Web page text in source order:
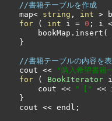
//書籍テーブルを作成
    map
< string , int >
for
( int i = 0 ; i <
        bookMap
. insert (
}
//書籍テーブルの内容を
    cout
<< "購入希望書籍
for
( BookIterator
        cout
<< "【" <<
}
    cout
<< endl ;